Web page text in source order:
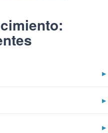
▶
▶
▶